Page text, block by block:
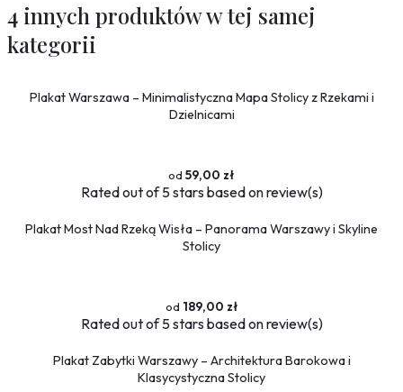
4 innych produktów w tej samej
kategorii
Plakat Warszawa – Minimalistyczna Mapa Stolicy z Rzekami i
Dzielnicami
59,00 zł
Ratedout of 5 stars based onreview(s)
Plakat Most Nad Rzeką Wisła – Panorama Warszawy i Skyline
Stolicy
189,00 zł
Ratedout of 5 stars based onreview(s)
Plakat Zabytki Warszawy – Architektura Barokowa i
Klasycystyczna Stolicy